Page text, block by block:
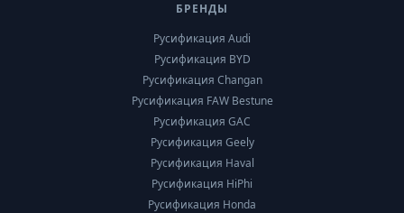
БРЕНДЫ
Русификация Audi
Русификация BYD
Русификация Changan
Русификация FAW Bestune
Русификация GAC
Русификация Geely
Русификация Haval
Русификация HiPhi
Русификация Honda